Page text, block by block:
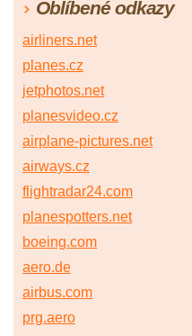
Oblíbené odkazy
airliners.net
planes.cz
jetphotos.net
planesvideo.cz
airplane-pictures.net
airways.cz
flightradar24.com
planespotters.net
boeing.com
aero.de
airbus.com
prg.aero